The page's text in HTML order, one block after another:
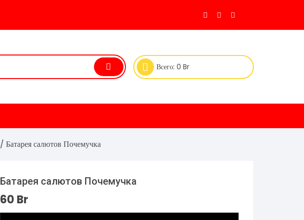
Всего: 0 Br
/ Батарея салютов Почемучка
Батарея салютов Почемучка
60 Br